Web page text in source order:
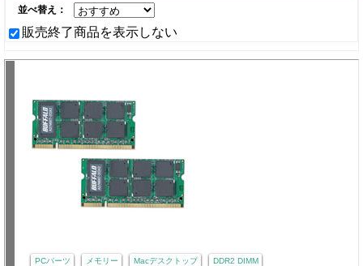
並べ替え：
販売終了商品を表示しない
PCパーツ メモリー Macデスクトップ DDR2 DIMM